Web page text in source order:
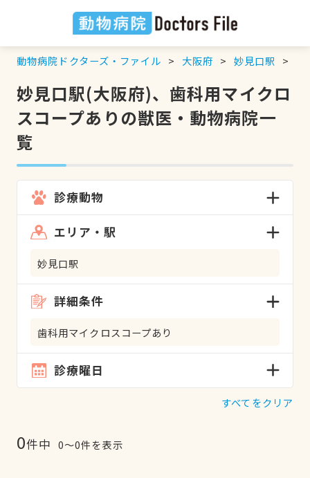
動物病院ドクターズ・ファイル 大阪府 妙見口駅
妙見口駅(大阪府)、歯科用マイクロ
スコープありの獣医・動物病院一
覧
診療動物
エリア・駅
妙見口駅
詳細条件
歯科用マイクロスコープあり
診療曜日
すべてをクリア
0件中 0〜0件を表示